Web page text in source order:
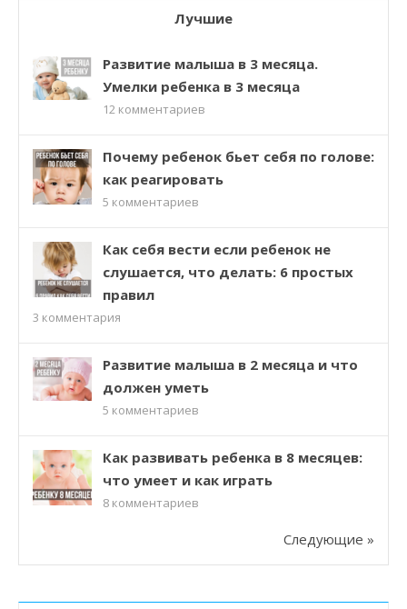
Лучшие
Развитие малыша в 3 месяца.
Умелки ребенка в 3 месяца
12 комментариев
Почему ребенок бьет себя по голове:
как реагировать
5 комментариев
Как себя вести если ребенок не
слушается, что делать: 6 простых
правил
3 комментария
Развитие малыша в 2 месяца и что
должен уметь
5 комментариев
Как развивать ребенка в 8 месяцев:
что умеет и как играть
8 комментариев
Следующие »